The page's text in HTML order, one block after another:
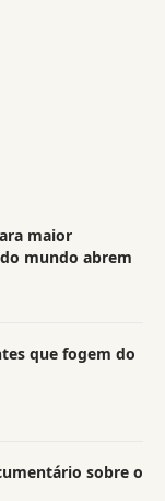
maior
mundo abrem
que fogem do
sobre o